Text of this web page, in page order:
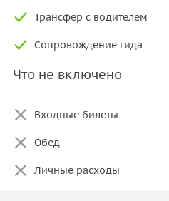
Трансфер с водителем
Сопровождение гида
Что не включено
Входные билеты
Обед
Личные расходы